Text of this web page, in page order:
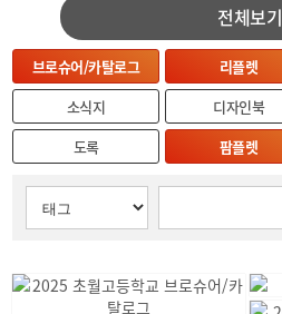
전체보기
브로슈어/카탈로그 리플렛
소식지
디자인북
도록
팜플렛